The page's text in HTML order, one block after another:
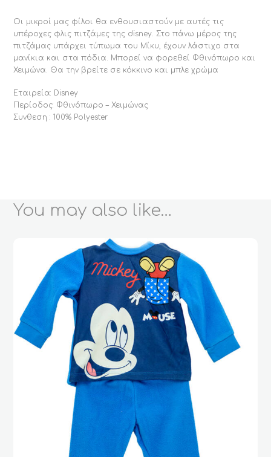
Οι μικροί μας φίλοι θα ενθουσιαστούν με αυτές τις
υπέροχες φλις πιτζάμες της disney. Στο πάνω μέρος της
πιτζάμας υπάρχει τύπωμα του Μίκυ, έχουν λάστιχο στα
μανίκια και στα πόδια. Μπορεί να φορεθεί Φθινόπωρο και
Χειμώνα. Θα την βρείτε σε κόκκινο και μπλε χρώμα
Εταιρεία: Disney
Περίοδος: Φθινόπωρο – Χειμώνας
Συνθεση : 100% Polyester
You may also like…